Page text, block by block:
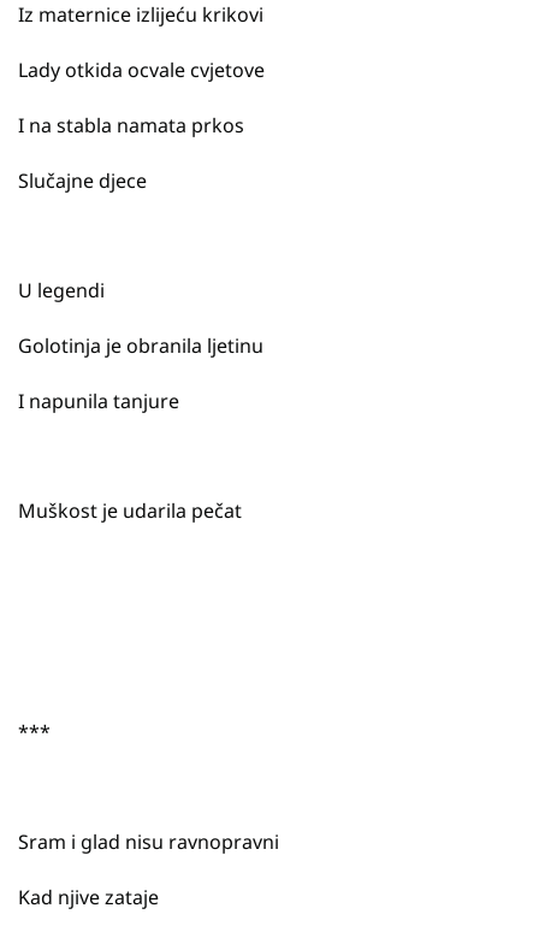
Iz maternice izlijeću krikovi
Lady otkida ocvale cvjetove
I na stabla namata prkos
Slučajne djece
U legendi
Golotinja je obranila ljetinu
I napunila tanjure
Muškost je udarila pečat
***
Sram i glad nisu ravnopravni
Kad njive zataje